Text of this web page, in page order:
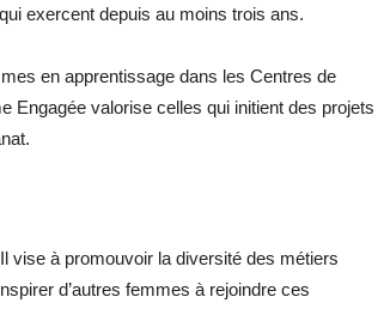
exercent depuis au moins trois ans.
en apprentissage dans les Centres de
Engagée valorise celles qui initient des projets
vise à promouvoir la diversité des métiers
d’autres femmes à rejoindre ces